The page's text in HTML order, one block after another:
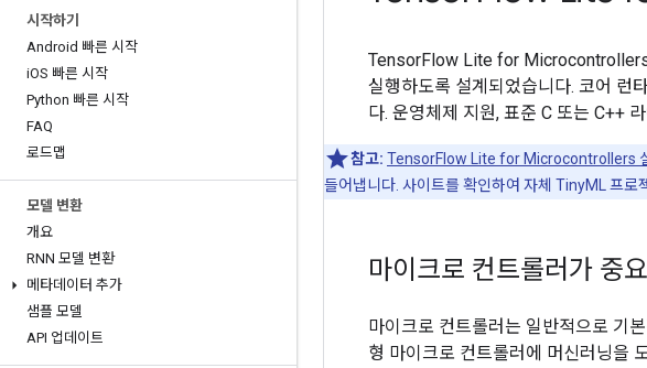
시작하기
Android 빠른 시작
iOS 빠른 시작
Python 빠른 시작
FAQ
로드맵
모델 변환
개요
RNN 모델 변환
메타데이터 추가
샘플 모델
API 업데이트
TensorFlow Lite for Microcontrollers
실행하도록 설계되었습니다. 코어 런
다. 운영체제 지원, 표준 C 또는 C++
참고: TensorFlow Lite for Microcontrollers
들어냅니다. 사이트를 확인하여 자체 TinyML 프로
마이크로 컨트롤러가 중
마이크로 컨트롤러는 일반적으로 기
형 마이크로 컨트롤러에 머신러닝을